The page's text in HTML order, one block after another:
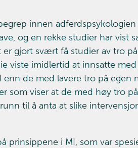
innen
og en rekke studier har vist
gjort svært få studier av tro
viste imidlertid at innsatte
de med lavere tro på egen
som viser at de med høy tro
til å anta at slike
prinsippene i MI, som var